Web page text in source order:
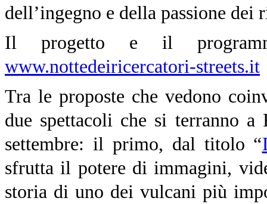
dell’ingegno e della passione dei
Il progetto e il
www.nottedeiricercatori-streets.it
Tra le proposte che vedono
due spettacoli che si terranno
settembre: il primo, dal titolo “
sfrutta il potere di immagini,
storia di uno dei vulcani più